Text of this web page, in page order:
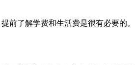
前了解学费和生活费是很有必要